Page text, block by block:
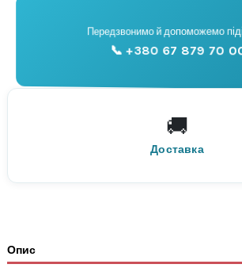
📞
Консультація
Передзвонимо й допоможемо
📞 +380 67 879 70
🚚
Доставка
По всій Україні
Нова Пошта
Опис